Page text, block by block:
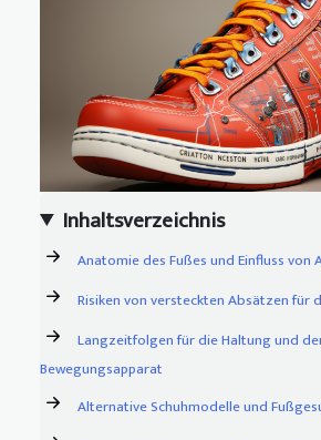
Inhaltsverzeichnis
Anatomie des Fußes und Einfluss von
Risiken von versteckten Absätzen für
Langzeitfolgen für die Haltung und
Bewegungsapparat
Alternative Schuhmodelle und